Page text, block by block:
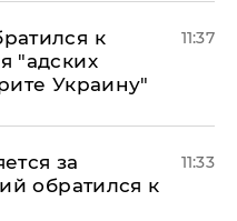
к
"адских
Украину"
11:37
за
обратился к
11:33